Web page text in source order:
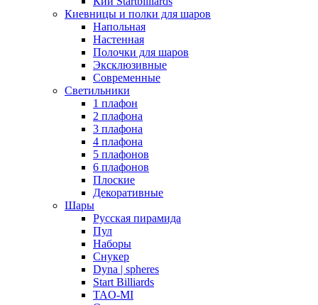
Киевницы и полки для шаров
Напольная
Настенная
Полочки для шаров
Эксклюзивные
Современные
Светильники
1 плафон
2 плафона
3 плафона
4 плафона
5 плафонов
6 плафонов
Плоские
Декоративные
Шары
Русская пирамида
Пул
Наборы
Снукер
Dyna | spheres
Start Billiards
TAO-MI